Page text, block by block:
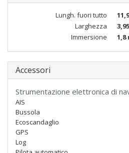
Lungh. fuori tutto
Larghezza
Immersione
1,8
Accessori
Strumentazione elettronica di
AIS
Bussola
Ecoscandaglio
GPS
Log